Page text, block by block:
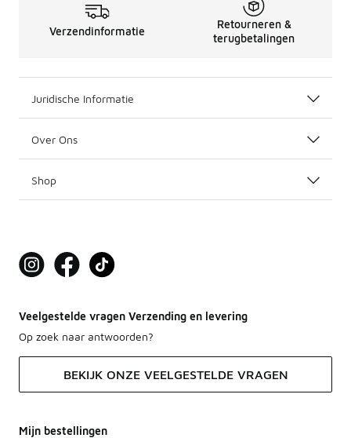
Verzendinformatie
Retourneren &
terugbetalingen
Juridische Informatie
Over Ons
Shop
Veelgestelde vragen Verzending en levering
Op zoek naar antwoorden?
BEKIJK ONZE VEELGESTELDE VRAGEN
Mijn bestellingen